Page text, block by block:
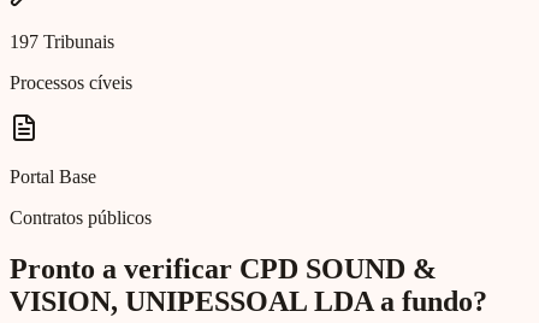
197 Tribunais
Processos cíveis
Portal Base
Contratos públicos
Pronto a verificar CPD SOUND &
VISION, UNIPESSOAL LDA a fundo?